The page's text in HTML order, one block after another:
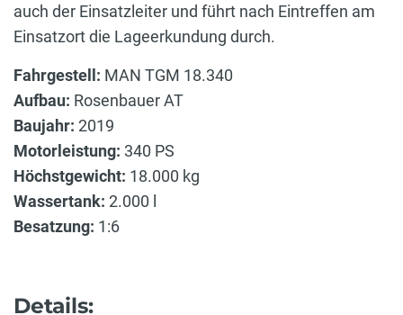
auch der Einsatzleiter und führt nach Eintreffen am
Einsatzort die Lageerkundung durch.
Fahrgestell: MAN TGM 18.340
Aufbau: Rosenbauer AT
Baujahr: 2019
Motorleistung: 340 PS
Höchstgewicht: 18.000 kg
Wassertank: 2.000 l
Besatzung: 1:6
Details: